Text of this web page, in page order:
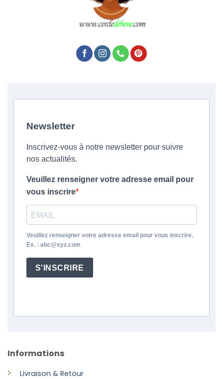
Informations
Livraison & Retour
Newsletter
Inscrivez-vous à notre newsletter pour suivre
nos actualités.
Veuillez renseigner votre adresse email pour
vous inscrire
Veuillez renseigner votre adresse email pour vous inscrire.
Ex. : abc@xyz.com
S'INSCRIRE